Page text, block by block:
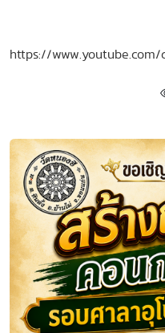
https://www.youtube.com/